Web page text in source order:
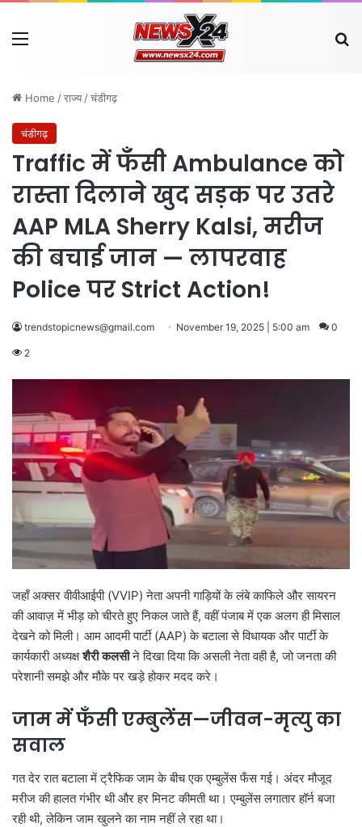
Menu
Home /राज्य /चंडीगढ़
चंडीगढ़
Traffic में फँसी Ambulance को
रास्ता दिलाने खुद सड़क पर उतरे
AAP MLA Sherry Kalsi, मरीज
की बचाई जान — लापरवाह
Police पर Strict Action!
trendstopicnews@gmail.com November 19, 2025 | 5:00 am 0
2
जहाँ अक्सर वीवीआईपी (VVIP) नेता अपनी गाड़ियों के लंबे काफिले और सायरन
की आवाज़ में भीड़ को चीरते हुए निकल जाते हैं, वहीं पंजाब में एक अलग ही मिसाल
देखने को मिली। आम आदमी पार्टी (AAP) के बटाला से विधायक और पार्टी के
कार्यकारी अध्यक्षशैरी कलसीने दिखा दिया कि असली नेता वही है, जो जनता की
परेशानी समझे और मौके पर खड़े होकर मदद करे।
जाम में फँसी एम्बुलेंस—जीवन-मृत्यु का
सवाल
गत देर रात बटाला में ट्रैफिक जाम के बीच एक एम्बुलेंस फँस गई। अंदर मौजूद
मरीज की हालत गंभीर थी और हर मिनट कीमती था। एम्बुलेंस लगातार हॉर्न बजा
रही थी, लेकिन जाम खुलने का नाम नहीं ले रहा था।